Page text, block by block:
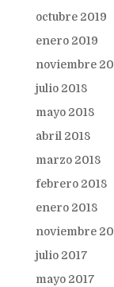
octubre 2019
enero 2019
noviembre
julio 2018
mayo 2018
abril 2018
marzo 2018
febrero 2018
enero 2018
noviembre
julio 2017
mayo 2017